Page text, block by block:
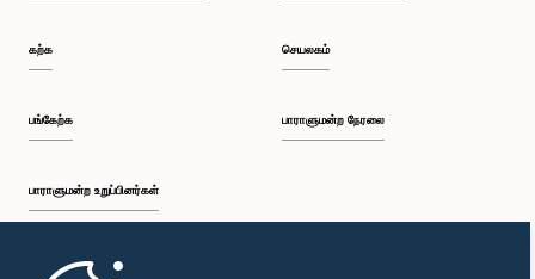
கற்க
பங்கேற்க
பாராளுமன்ற உறுப்பினர்கள்
முதற்பக்கம்
செயலகம்
பாராளுமன்ற நேரலை